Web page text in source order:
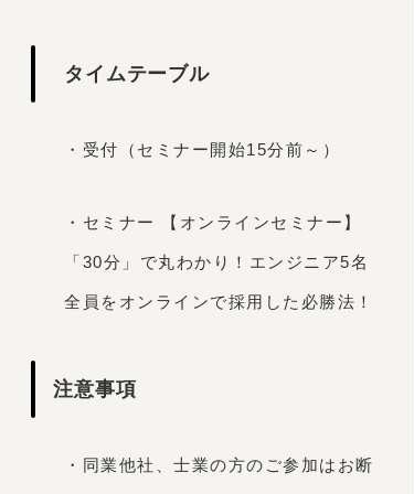
タイムテーブル
・受付（セミナー開始15分前～）
・セミナー 【オンラインセミナー】
「30分」で丸わかり！エンジニア5名
全員をオンラインで採用した必勝法！
注意事項
・同業他社、士業の方のご参加はお断